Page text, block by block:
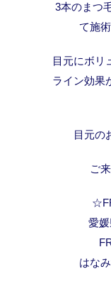
3本のまつ
て施
目元にボリ
ライン効果
目元の
ご
愛
はな